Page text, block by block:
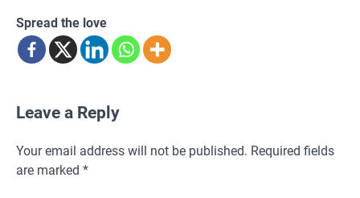
Spread the love
Leave a Reply
Your email address will not be published. Required fields
are marked *